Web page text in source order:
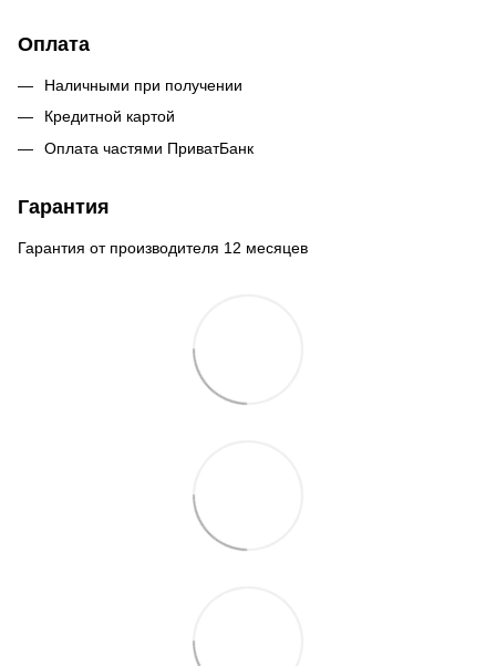
Оплата
Наличными при получении
Кредитной картой
Оплата частями ПриватБанк
Гарантия
Гарантия от производителя 12 месяцев